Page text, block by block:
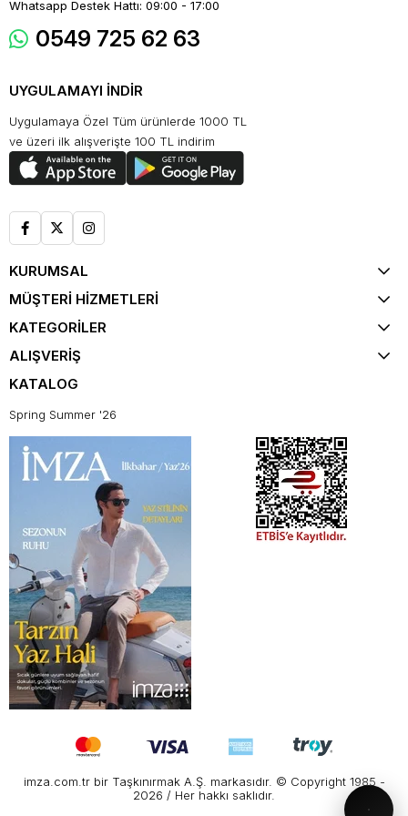
Whatsapp Destek Hattı: 09:00 - 17:00
0549 725 62 63
UYGULAMAYI İNDİR
Uygulamaya Özel Tüm ürünlerde 1000 TL
ve üzeri ilk alışverişte 100 TL indirim
KURUMSAL
MÜŞTERİ HİZMETLERİ
KATEGORİLER
ALIŞVERİŞ
KATALOG
Spring Summer '26
imza.com.tr bir Taşkınırmak A.Ş. markasıdır. © Copyright 1985 -
2026 / Her hakkı saklıdır.